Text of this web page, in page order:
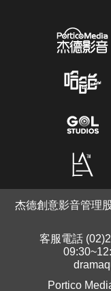
杰德創意影音管理
客服電話
Portico